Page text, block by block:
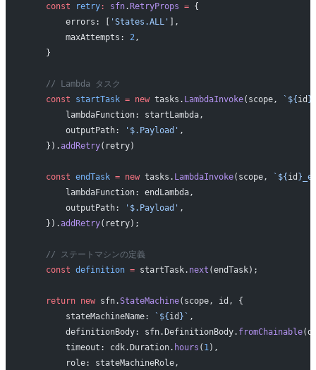
    const
retry: sfn.RetryProps = {
        errors: [
'States.ALL' ],
        maxAttempts:
2 ,
    }
    // Lambda タスク
    const
startTask = new tasks. LambdaInvoke(scope, `${id
        lambdaFunction: startLambda,
        outputPath:
'$.Payload' ,
    }).
addRetry(retry)
    const
endTask = new tasks. LambdaInvoke(scope, `${id
        lambdaFunction: endLambda,
        outputPath:
'$.Payload' ,
    }).
addRetry(retry);
    // ステートマシンの定義
    const
definition = startTask. next (endTask);
    return
new sfn.StateMachine(scope, id, {
        stateMachineName:
`${id }` ,
        definitionBody: sfn.DefinitionBody.
fromChainable
        timeout: cdk.Duration.
hours ( 1 ),
        role: stateMachineRole,